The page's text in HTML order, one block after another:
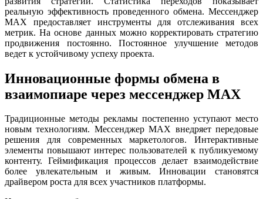
реальную эффективность проведенного обмена. Мессенджер
MAX предоставляет инструменты для отслеживания всех
метрик. На основе данных можно корректировать стратегию
продвижения постоянно. Постоянное улучшение методов
ведет к устойчивому успеху проекта.
Инновационные формы обмена в
взаимопиаре через мессенджер MAX
Традиционные методы рекламы постепенно уступают место
новым технологиям. Мессенджер MAX внедряет передовые
решения для современных маркетологов. Интерактивные
элементы повышают интерес пользователей к публикуемому
контенту. Геймификация процессов делает взаимодействие
более увлекательным и живым. Инновации становятся
драйвером роста для всех участников платформы.